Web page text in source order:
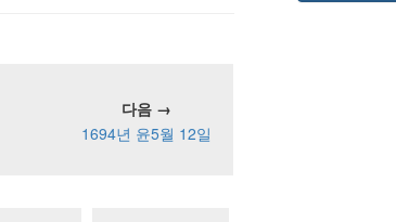
다음 →
1694년 윤5월 12일